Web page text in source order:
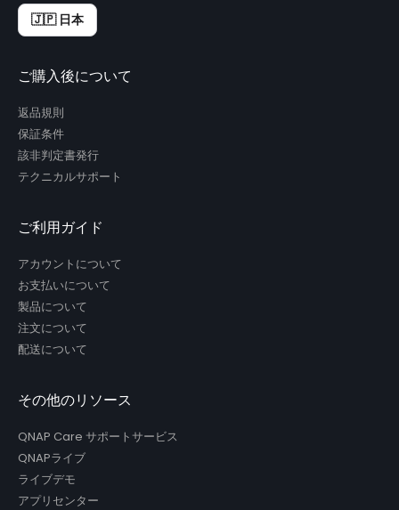
🇯🇵 日本
ご購入後について
返品規則
保証条件
該非判定書発行
テクニカルサポート
ご利用ガイド
アカウントについて
お支払いについて
製品について
注文について
配送について
その他のリソース
QNAP Care サポートサービス
QNAPライブ
ライブデモ
アプリセンター